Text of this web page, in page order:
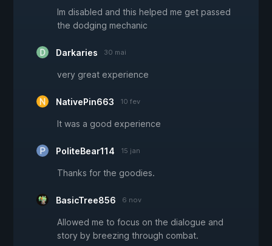
Im disabled and this helped me get passed
the dodging mechanic
Darkaries 30 mai
very great experience
NativePin663 10 fev
It was a good experience
PoliteBear114 15 jan
Thanks for the goodies.
BasicTree856 6 nov
Allowed me to focus on the dialogue and
story by breezing through combat.